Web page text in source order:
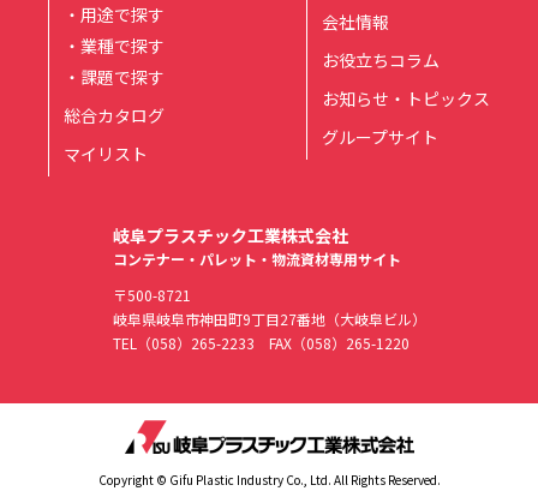
・用途で探す
・業種で探す
・課題で探す
総合カタログ
マイリスト
会社情報
お役立ちコラム
お知らせ・トピックス
グループサイト
岐阜プラスチック工業株式会社
コンテナー・パレット・物流資材専用サイト
〒500-8721
岐阜県岐阜市神田町9丁目27番地（大岐阜ビル）
TEL
（058）265-2233 FAX（058）265-1220
Copyright © Gifu Plastic Industry Co., Ltd. All Rights Reserved.